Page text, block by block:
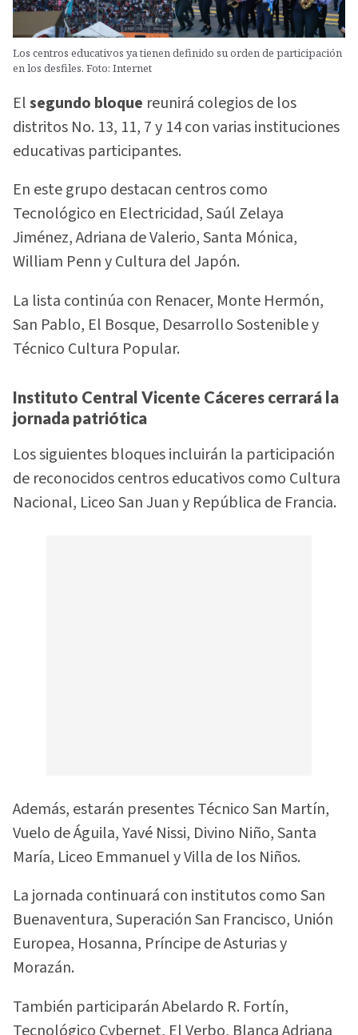
Los centros educativos ya tienen definido su orden de participación
en los desfiles. Foto: Internet
Elsegundo bloque reunirá colegios de los
distritos No. 13, 11, 7 y 14 con varias instituciones
educativas participantes.
En este grupo destacan centros como
Tecnológico en Electricidad, Saúl Zelaya
Jiménez, Adriana de Valerio, Santa Mónica,
William Penn y Cultura del Japón.
La lista continúa con Renacer, Monte Hermón,
San Pablo, El Bosque, Desarrollo Sostenible y
Técnico Cultura Popular.
Instituto Central Vicente Cáceres cerrará la
jornada patriótica
Los siguientes bloques incluirán la participación
de reconocidos centros educativos como Cultura
Nacional, Liceo San Juan y República de Francia.
Además, estarán presentes Técnico San Martín,
Vuelo de Águila, Yavé Nissi, Divino Niño, Santa
María, Liceo Emmanuel y Villa de los Niños.
La jornada continuará con institutos como San
Buenaventura, Superación San Francisco, Unión
Europea, Hosanna, Príncipe de Asturias y
Morazán.
También participarán Abelardo R. Fortín,